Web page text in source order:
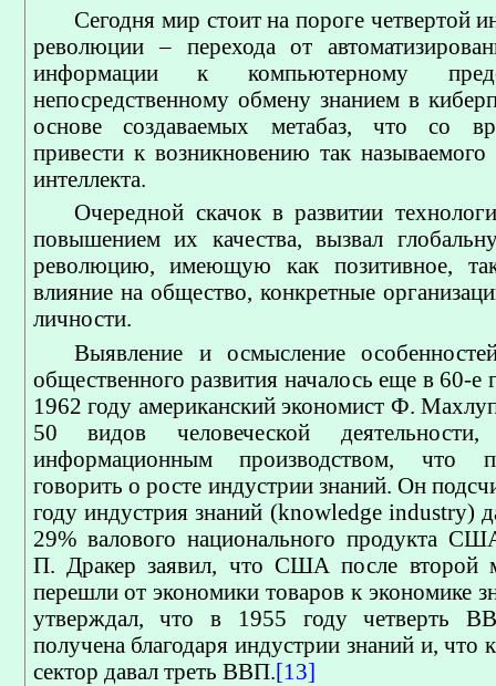
Сегодня мир стоит на пороге четвертой
революции – перехода от
информации к компьютерному
непосредственному обмену знанием в
основе создаваемых метабаз, что со
привести к возникновению так называемого
интеллекта.
Очередной скачок в развитии
повышением их качества, вызвал
революцию, имеющую как позитивное,
влияние на общество, конкретные
личности.
Выявление и осмысление
общественного развития началось еще в 60-
1962 году американский экономист Ф.
50 видов человеческой
информационным производством, что
говорить о росте индустрии знаний. Он
году индустрия знаний (knowledge industry)
29% валового национального продукта
П. Дракер заявил, что США после второй
перешли от экономики товаров к экономике
утверждал, что в 1955 году четверть
получена благодаря индустрии знаний и, что
сектор давал треть ВВП.[13]